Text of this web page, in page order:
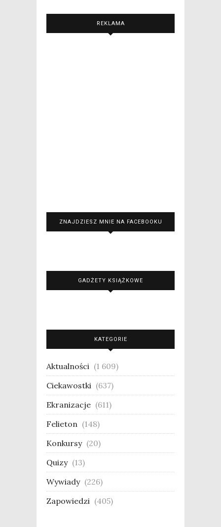
REKLAMA
ZNAJDZIESZ MNIE NA FACEBOOKU
GADŻETY KSIĄŻKOWE
KATEGORIE
Aktualności (1 609)
Ciekawostki (637)
Ekranizacje (611)
Felieton (148)
Konkursy (20)
Quizy (13)
Wywiady (226)
Zapowiedzi (405)